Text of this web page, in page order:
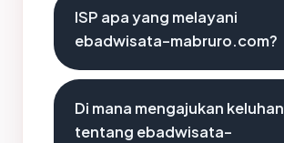
ISP apa yang melayani
ebadwisata-mabruro.com?
Di mana mengajukan keluhan
tentang ebadwisata-